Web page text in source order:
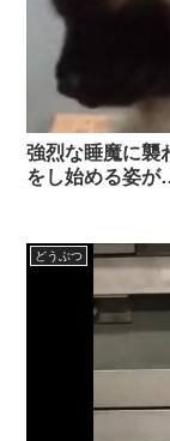
強烈な睡魔に襲
をし始める姿が
どうぶつ